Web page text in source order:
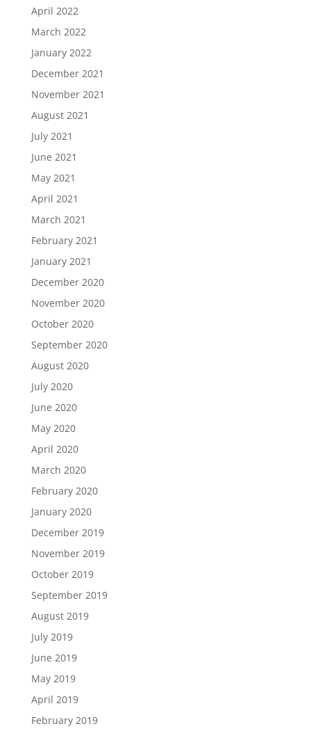
April 2022
March 2022
January 2022
December 2021
November 2021
August 2021
July 2021
June 2021
May 2021
April 2021
March 2021
February 2021
January 2021
December 2020
November 2020
October 2020
September 2020
August 2020
July 2020
June 2020
May 2020
April 2020
March 2020
February 2020
January 2020
December 2019
November 2019
October 2019
September 2019
August 2019
July 2019
June 2019
May 2019
April 2019
February 2019